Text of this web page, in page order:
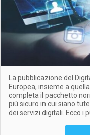
La pubblicazione del
Europea, insieme a
completa il pacchetto
più sicuro in cui siano
dei servizi digitali. Ecco i